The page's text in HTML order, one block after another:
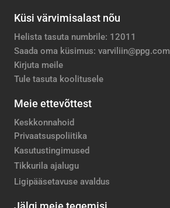
Küsi värvimisalast nõu
Helista tasuta numbrile: 12011
Saada oma küsimus: varviliin@ppg.com
Kirjuta meile
Tule tasuta koolitusele
Meie ettevõttest
Keskkonnahoid
Privaatsuspoliitika
Kasutustingimused
Tikkurila ajalugu
Ligipääsetavuse avaldus